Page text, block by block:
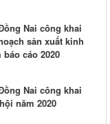
Nai công khai
sản xuất kinh
cáo 2020
Nai công khai
năm 2020